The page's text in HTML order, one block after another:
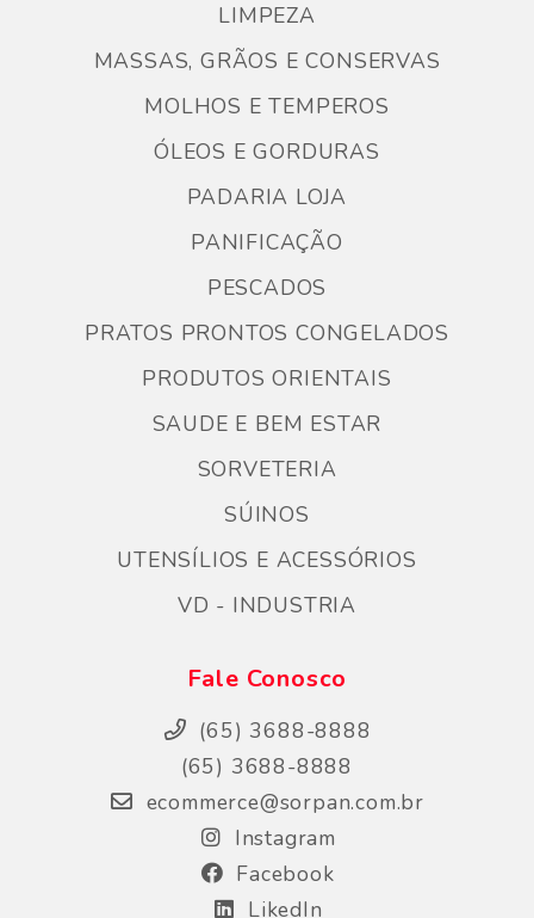
LIMPEZA
MASSAS, GRÃOS E CONSERVAS
MOLHOS E TEMPEROS
ÓLEOS E GORDURAS
PADARIA LOJA
PANIFICAÇÃO
PESCADOS
PRATOS PRONTOS CONGELADOS
PRODUTOS ORIENTAIS
SAUDE E BEM ESTAR
SORVETERIA
SÚINOS
UTENSÍLIOS E ACESSÓRIOS
VD - INDUSTRIA
Fale Conosco
(65) 3688-8888
(65) 3688-8888
ecommerce@sorpan.com.br
Instagram
Facebook
LikedIn